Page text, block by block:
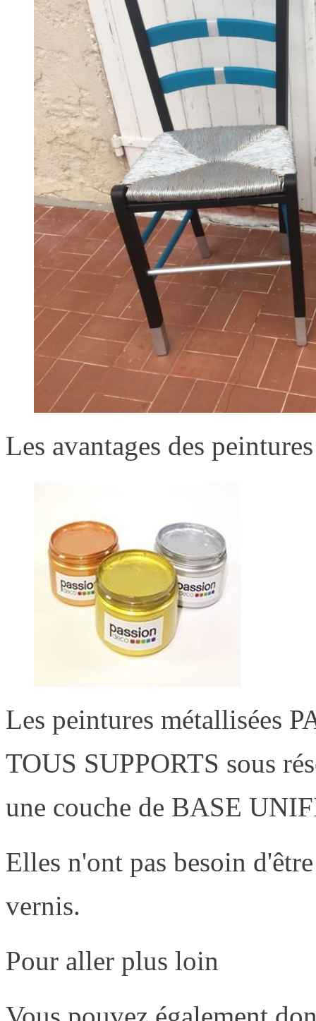
Les avantages des
Les peintures métallisées
TOUS SUPPORTS sous
une couche de BASE
Elles n'ont pas besoin
vernis.
Pour aller plus loin